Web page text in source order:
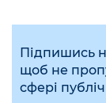
Підпишись
щоб не
сфері